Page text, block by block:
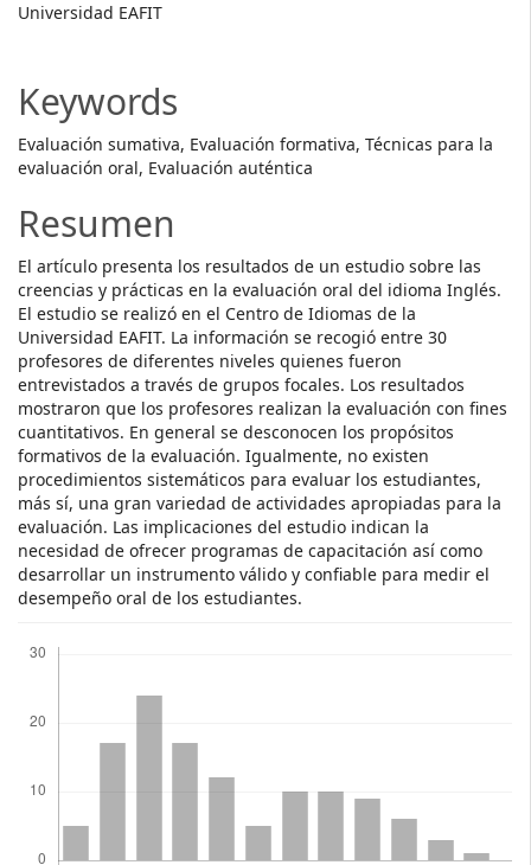
Universidad EAFIT
Keywords
Evaluación sumativa, Evaluación formativa, Técnicas para la
evaluación oral, Evaluación auténtica
Resumen
El artículo presenta los resultados de un estudio sobre las
creencias y prácticas en la evaluación oral del idioma Inglés.
El estudio se realizó en el Centro de Idiomas de la
Universidad EAFIT. La información se recogió entre 30
profesores de diferentes niveles quienes fueron
entrevistados a través de grupos focales. Los resultados
mostraron que los profesores realizan la evaluación con fines
cuantitativos. En general se desconocen los propósitos
formativos de la evaluación. Igualmente, no existen
procedimientos sistemáticos para evaluar los estudiantes,
más sí, una gran variedad de actividades apropiadas para la
evaluación. Las implicaciones del estudio indican la
necesidad de ofrecer programas de capacitación así como
desarrollar un instrumento válido y confiable para medir el
desempeño oral de los estudiantes.